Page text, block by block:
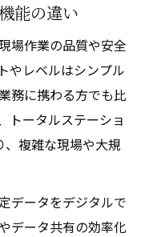
能の違い
場作業の品質や安全
やレベルはシンプル
務に携わる方でも比
トータルステーショ
、複雑な現場や大規
データをデジタルで
データ共有の効率化